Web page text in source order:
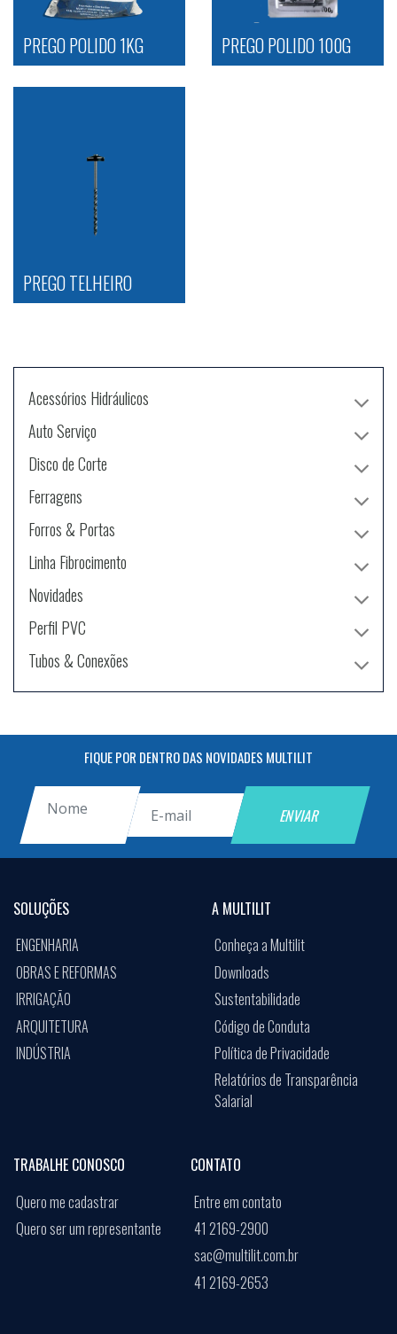
PREGO POLIDO 1KG PREGO POLIDO 100G
PREGO TELHEIRO
Acessórios Hidráulicos
Auto Serviço
Disco de Corte
Ferragens
Forros & Portas
Linha Fibrocimento
Novidades
Perfil PVC
Tubos & Conexões
FIQUE POR DENTRO DAS NOVIDADES MULTILIT
SOLUÇÕES
ENGENHARIA
OBRAS E REFORMAS
IRRIGAÇÃO
ARQUITETURA
INDÚSTRIA
A MULTILIT
Conheça a Multilit
Downloads
Sustentabilidade
Código de Conduta
Política de Privacidade
Relatórios de Transparência
Salarial
TRABALHE CONOSCO
Quero me cadastrar
Quero ser um representante
CONTATO
Entre em contato
41 2169-2900
sac@multilit.com.br
41 2169-2653